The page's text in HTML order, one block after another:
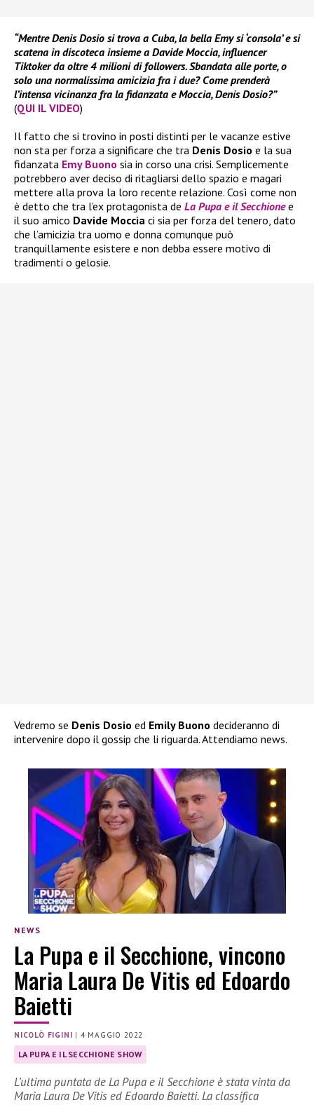
“Mentre Denis Dosio si trova a Cuba, la bella Emy si ‘consola’ e si
scatena in discoteca insieme a Davide Moccia, influencer
Tiktoker da oltre 4 milioni di followers. Sbandata alle porte, o
solo una normalissima amicizia fra i due? Come prenderà
l’intensa vicinanza fra la fidanzata e Moccia, Denis Dosio?”
(QUI IL VIDEO)
Il fatto che si trovino in posti distinti per le vacanze estive
non sta per forza a significare che tra Denis Dosio e la sua
fidanzata Emy Buono sia in corso una crisi. Semplicemente
potrebbero aver deciso di ritagliarsi dello spazio e magari
mettere alla prova la loro recente relazione. Così come non
è detto che tra l’ex protagonista de La Pupa e il Secchione e
il suo amico Davide Moccia ci sia per forza del tenero, dato
che l’amicizia tra uomo e donna comunque può
tranquillamente esistere e non debba essere motivo di
tradimenti o gelosie.
Vedremo se Denis Dosio ed Emily Buono decideranno di
intervenire dopo il gossip che li riguarda. Attendiamo news.
NEWS
La Pupa e il Secchione, vincono
Maria Laura De Vitis ed Edoardo
Baietti
NICOLÒ FIGINI | 4 MAGGIO 2022
LA PUPA E IL SECCHIONE SHOW
L’ultima puntata de La Pupa e il Secchione è stata vinta da
Maria Laura De Vitis ed Edoardo Baietti. La classifica